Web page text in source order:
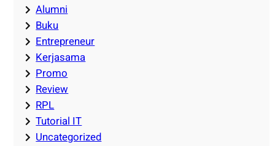
Alumni
Buku
Entrepreneur
Kerjasama
Promo
Review
RPL
Tutorial IT
Uncategorized